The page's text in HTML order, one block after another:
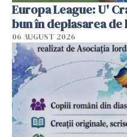
Europa League: U'
bun în deplasarea de
06 AUGUST 2026